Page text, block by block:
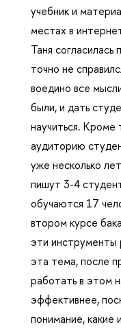
учебник и
местах в
Таня согласилась
точно не
воедино все
были, и дать
научиться.
аудиторию
уже несколько
пишут 3-4
обучаются 17
втором курсе
эти инструменты
эта тема, после
работать в этом
эффективнее,
понимание, какие